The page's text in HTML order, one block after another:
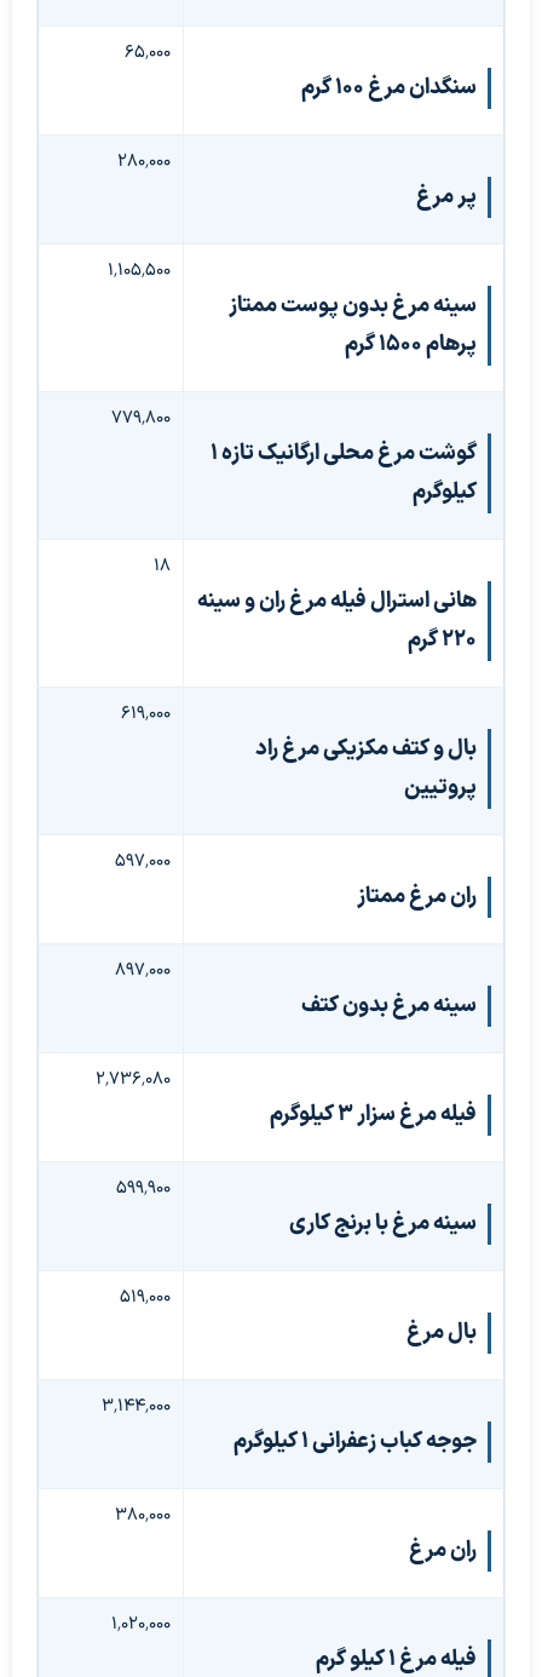
سنگدان مرغ ۱۰۰ گرم
۶۵٬۰۰۰
پر مرغ
۲۸۰٬۰۰۰
سینه مرغ بدون پوست ممتاز
پرهام ۱۵۰۰ گرم
۱٬۱۰۵٬۵۰۰
گوشت مرغ محلی ارگانیک تازه ۱
کیلوگرم
۷۷۹٬۸۰۰
هانی استرال فیله مرغ ران و سینه
220 گرم
۱۸
بال و کتف مکزیکی مرغ راد
پروتیین
۶۱۹٬۰۰۰
ران مرغ ممتاز
۵۹۷٬۰۰۰
سینه مرغ بدون کتف
۸۹۷٬۰۰۰
فیله مرغ سزار ۳ کیلوگرم
۲٬۷۳۶٬۰۸۰
سینه مرغ با برنج کاری
۵۹۹٬۹۰۰
بال مرغ
۵۱۹٬۰۰۰
جوجه کباب زعفرانی ۱ کیلوگرم
۳٬۱۴۴٬۰۰۰
ران مرغ
۳۸۰٬۰۰۰
فیله مرغ 1 کیلو گرم
۱٬۰۲۰٬۰۰۰